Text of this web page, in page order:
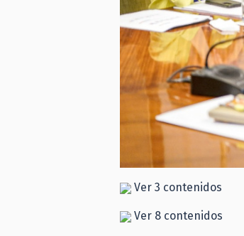
Ver 3 contenidos
Ver 8 contenidos